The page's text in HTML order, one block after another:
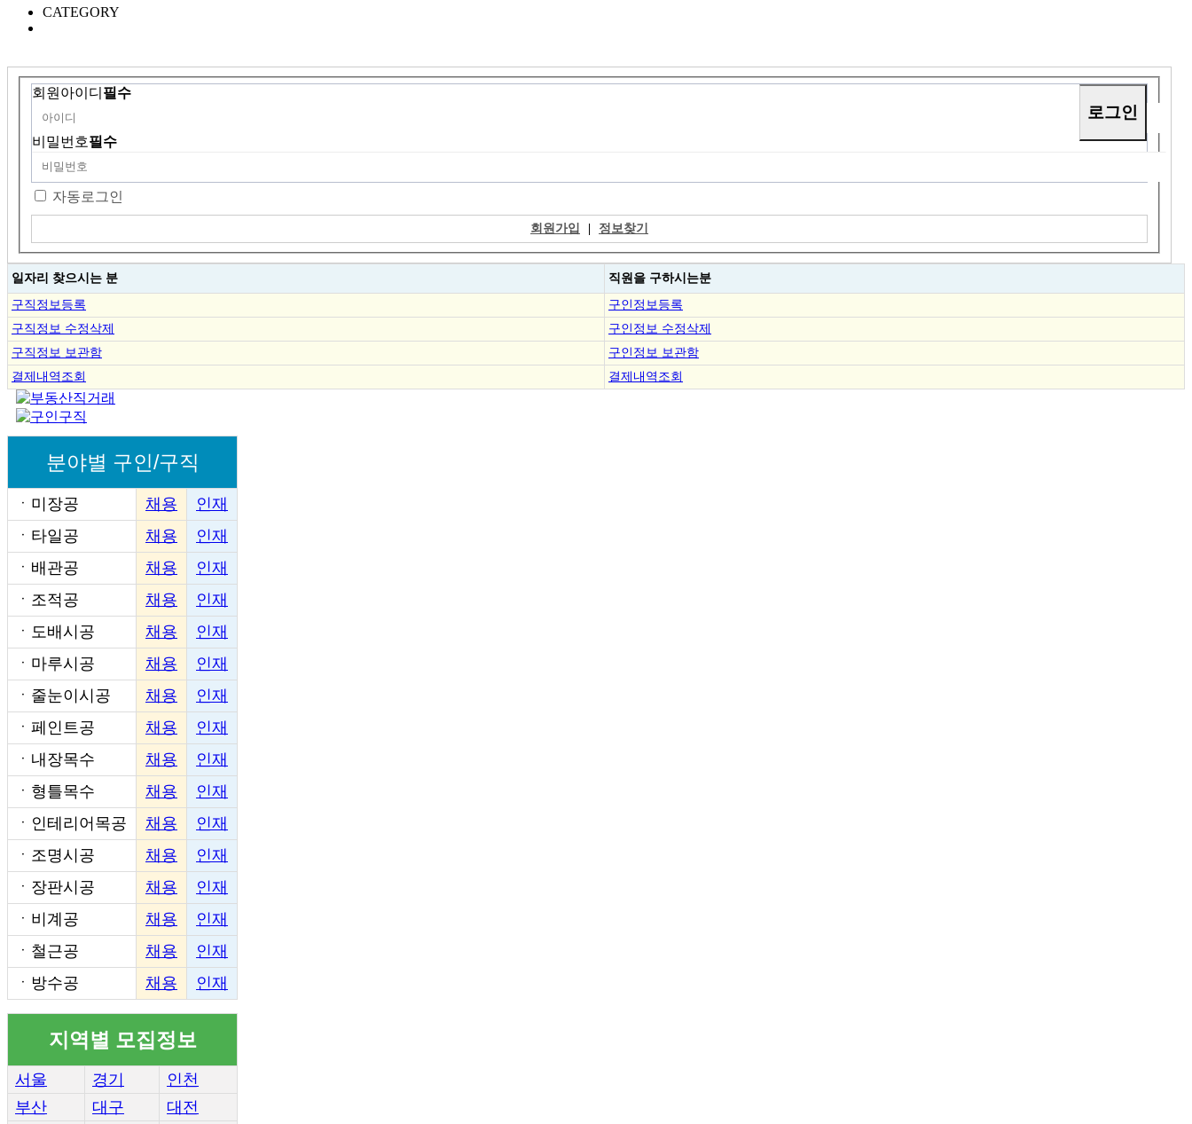
CATEGORY
회원아이디 필수
비밀번호필수
자동로그인
회원가입 | 정보찾기
일자리 찾으시는 분 직원을 구하시는분
구직정보등록
구인정보등록
구직정보 수정삭제
구인정보 수정삭제
구직정보 보관함
구인정보 보관함
결제내역조회
결제내역조회
분야별 구인/구직
ㆍ 미장공 채용
인재
ㆍ 타일공 채용
인재
ㆍ 배관공 채용
인재
ㆍ 조적공 채용
인재
ㆍ 도배시공 채용
인재
ㆍ 마루시공 채용
인재
ㆍ 줄눈이시공 채용
인재
ㆍ 페인트공 채용
인재
ㆍ 내장목수 채용
인재
ㆍ 형틀목수 채용
인재
ㆍ 인테리어목공 채용
인재
ㆍ 조명시공 채용
인재
ㆍ 장판시공 채용
인재
ㆍ 비계공 채용
인재
ㆍ 철근공 채용
인재
ㆍ 방수공 채용 인재
지역별 모집정보
서울 경기
인천
부산
대구
대전